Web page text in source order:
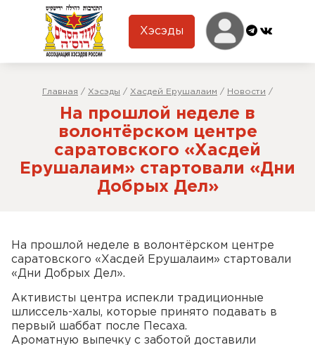
Хэсэды
Главная / Хэсэды / Хасдей Ерушалаим / Новости /
На прошлой неделе в
волонтёрском центре
саратовского «Хасдей
Ерушалаим» стартовали «Дни
Добрых Дел»
На прошлой неделе в волонтёрском центре
саратовского «Хасдей Ерушалаим» стартовали
«Дни Добрых Дел».
Активисты центра испекли традиционные
шлиссель-халы, которые принято подавать в
первый шаббат после Песаха.
Ароматную выпечку с заботой доставили